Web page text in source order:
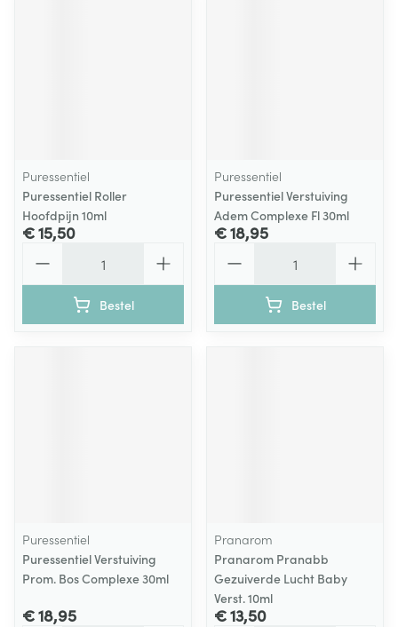
Puressentiel
Puressentiel Roller
Hoofdpijn 10ml
€ 15,50
Bestel
Puressentiel
Puressentiel Verstuiving
Adem Complexe Fl 30ml
€ 18,95
Bestel
Puressentiel
Puressentiel Verstuiving
Prom. Bos Complexe 30ml
€ 18,95
Pranarom
Pranarom Pranabb
Gezuiverde Lucht Baby
Verst. 10ml
€ 13,50